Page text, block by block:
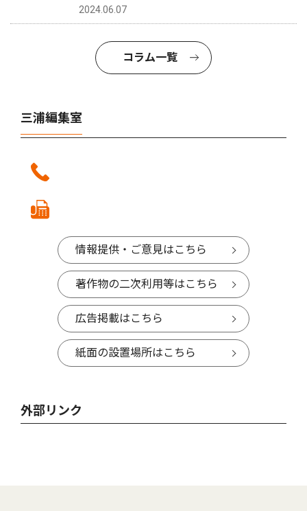
2024.06.07
コラム一覧
三浦編集室
情報提供・ご意見はこちら
著作物の二次利用等はこちら
広告掲載はこちら
紙面の設置場所はこちら
外部リンク